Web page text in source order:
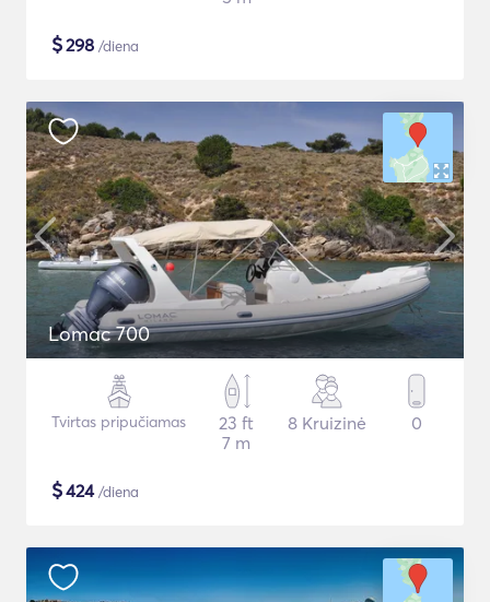
$298 /diena
Lomac 700
Tvirtas pripučiamas
23 ft
7 m
8 Kruizinė 0
$424/diena